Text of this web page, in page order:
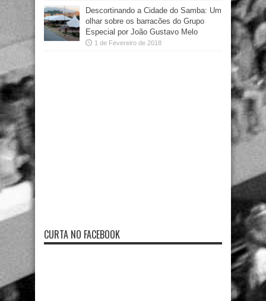
Descortinando a Cidade do Samba: Um
olhar sobre os barracões do Grupo
Especial por João Gustavo Melo
1 de Fevereiro de 2018
CURTA NO FACEBOOK